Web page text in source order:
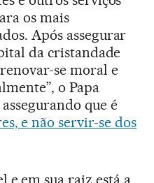
os mais
Após assegurar
da cristandade
se moral e
o Papa
que é
e não servir-se dos
e em sua raiz está a